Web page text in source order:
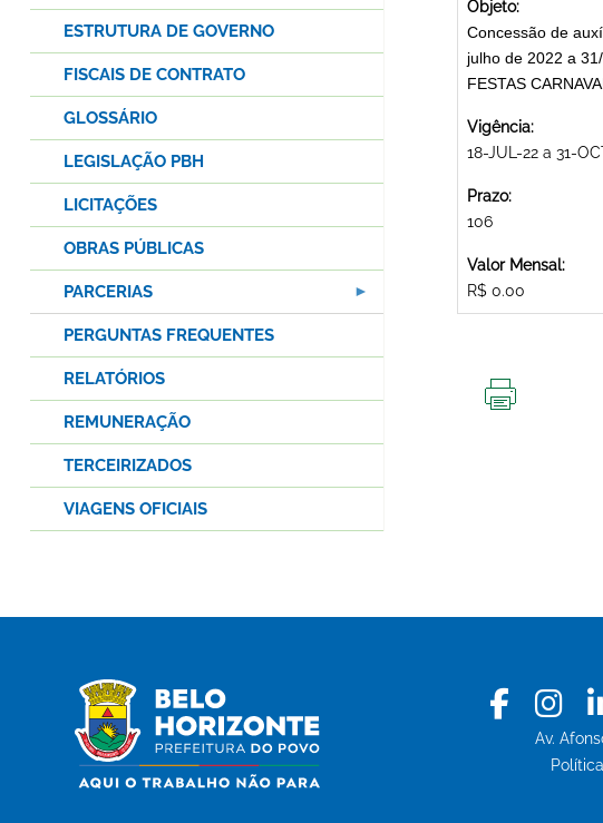
Objeto:
Concessão de
julho de 2022 a
FESTAS
Vigência:
18-JUL-22 a 31-
Prazo:
106
Valor Mensal:
R$ 0.00
ESTRUTURA DE GOVERNO
FISCAIS DE CONTRATO
GLOSSÁRIO
LEGISLAÇÃO PBH
LICITAÇÕES
OBRAS PÚBLICAS
PARCERIAS
PERGUNTAS FREQUENTES
RELATÓRIOS
REMUNERAÇÃO
TERCEIRIZADOS
VIAGENS OFICIAIS
Av.